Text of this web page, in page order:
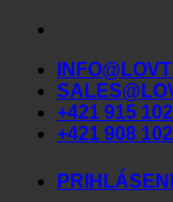
Skip
content
+421 915
+421 908